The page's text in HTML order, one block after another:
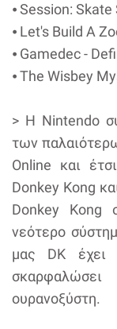
⦁ Session:
⦁ Let's Build A
⦁ Gamedec -
⦁ The Wisbey
> Η Nintendo
των
Online και
Donkey Kong
Donkey Kong
νεότερο
μας DK έχει
ουρανοξύστη.